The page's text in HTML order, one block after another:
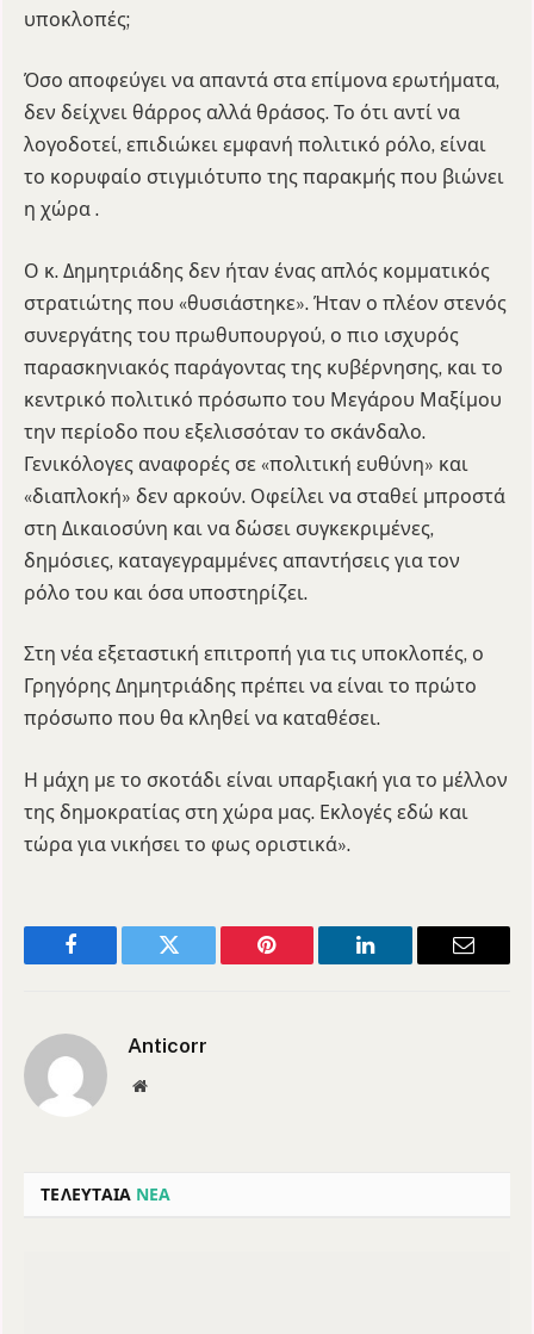
υποκλοπές;
Όσο αποφεύγει να απαντά στα επίμονα ερωτήματα,
δεν δείχνει θάρρος αλλά θράσος. Το ότι αντί να
λογοδοτεί, επιδιώκει εμφανή πολιτικό ρόλο, είναι
το κορυφαίο στιγμιότυπο της παρακμής που βιώνει
η χώρα .
Ο κ. Δημητριάδης δεν ήταν ένας απλός κομματικός
στρατιώτης που «θυσιάστηκε». Ήταν ο πλέον στενός
συνεργάτης του πρωθυπουργού, ο πιο ισχυρός
παρασκηνιακός παράγοντας της κυβέρνησης, και το
κεντρικό πολιτικό πρόσωπο του Μεγάρου Μαξίμου
την περίοδο που εξελισσόταν το σκάνδαλο.
Γενικόλογες αναφορές σε «πολιτική ευθύνη» και
«διαπλοκή» δεν αρκούν. Οφείλει να σταθεί μπροστά
στη Δικαιοσύνη και να δώσει συγκεκριμένες,
δημόσιες, καταγεγραμμένες απαντήσεις για τον
ρόλο του και όσα υποστηρίζει.
Στη νέα εξεταστική επιτροπή για τις υποκλοπές, ο
Γρηγόρης Δημητριάδης πρέπει να είναι το πρώτο
πρόσωπο που θα κληθεί να καταθέσει.
Η μάχη με το σκοτάδι είναι υπαρξιακή για το μέλλον
της δημοκρατίας στη χώρα μας. Εκλογές εδώ και
τώρα για νικήσει το φως οριστικά».
Facebook Twitter Pinterest LinkedIn Email
Anticorr
Website
ΤΕΛΕΥΤΑΙΑ ΝΕΑ